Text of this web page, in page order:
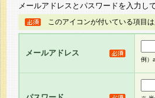
メールアドレスとパスワードを入力し
このアイコンが付いている項目
メールアドレス
例）